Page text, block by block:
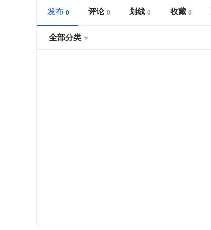
发布 评论 划线 收藏
全部分类 